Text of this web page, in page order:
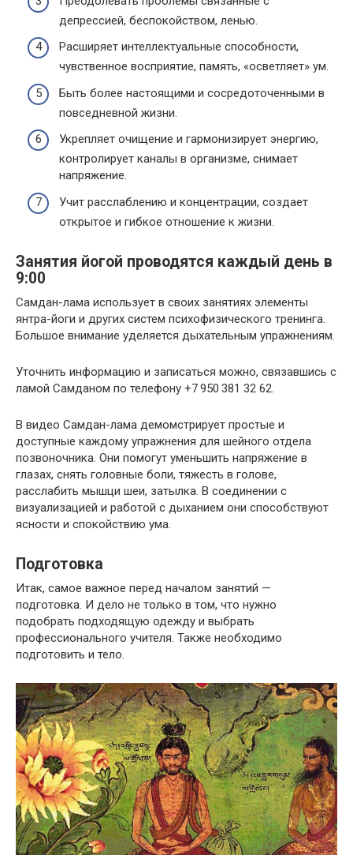
депрессией, беспокойством, ленью.
Расширяет интеллектуальные способности,
чувственное восприятие, память, «осветляет» ум.
Быть более настоящими и сосредоточенными в
повседневной жизни.
Укрепляет очищение и гармонизирует энергию,
контролирует каналы в организме, снимает
напряжение.
Учит расслаблению и концентрации, создает
открытое и гибкое отношение к жизни.
Занятия йогой проводятся каждый день в
9:00
Самдан-лама использует в своих занятиях элементы
янтра-йоги и других систем психофизического тренинга.
Большое внимание уделяется дыхательным упражнениям.
Уточнить информацию и записаться можно, связавшись с
ламой Самданом по телефону +7 950 381 32 62.
В видео Самдан-лама демомстрирует простые и
доступные каждому упражнения для шейного отдела
позвоночника. Они помогут уменьшить напряжение в
глазах, снять головные боли, тяжесть в голове,
расслабить мышци шеи, затылка. В соединении с
визуализацией и работой с дыханием они способствуют
ясности и спокойствию ума.
Подготовка
Итак, самое важное перед началом занятий —
подготовка. И дело не только в том, что нужно
подобрать подходящую одежду и выбрать
профессионального учителя. Также необходимо
подготовить и тело.